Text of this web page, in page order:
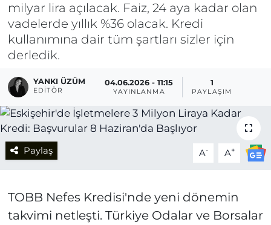
milyar lira açılacak. Faiz, 24 aya kadar olan
vadelerde yıllık %36 olacak. Kredi
kullanımına dair tüm şartları sizler için
derledik.
YANKI ÜZÜM
EDITÖR
04.06.2026 - 11:15
YAYINLANMA
1
PAYLAŞIM
Paylaş A- A+
TOBB Nefes Kredisi'nde yeni dönemin
takvimi netleşti. Türkiye Odalar ve Borsalar